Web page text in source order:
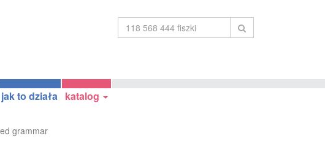
jak to działa katalog
grammar